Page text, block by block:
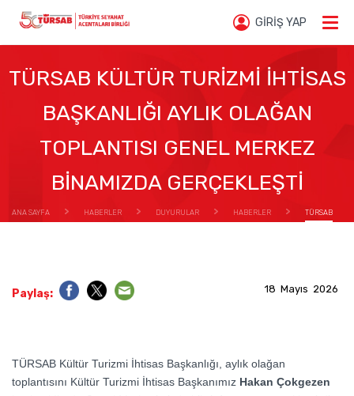
GİRİŞ YAP
TÜRSAB KÜLTÜR TURİZMİ İHTİSAS
BAŞKANLIĞI AYLIK OLAĞAN
TOPLANTISI GENEL MERKEZ
BİNAMIZDA GERÇEKLEŞTİ
ANA SAYFA HABERLER DUYURULAR HABERLER TÜRSAB
18 Mayıs 2026
Paylaş:
TÜRSAB Kültür Turizmi İhtisas Başkanlığı, aylık olağan
toplantısını Kültür Turizmi İhtisas Başkanımız Hakan Çokgezen